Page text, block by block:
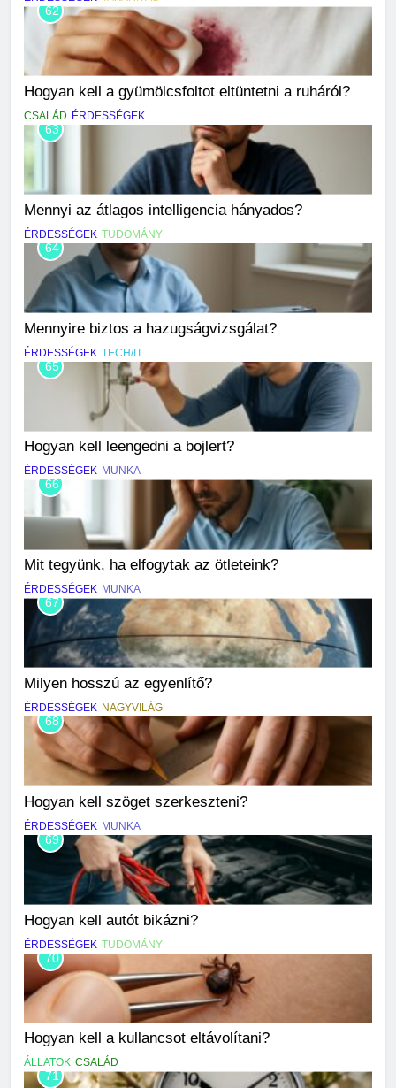
62
Hogyan kell a gyümölcsfoltot eltüntetni a ruháról?
CSALÁD ÉRDESSÉGEK
63
Mennyi az átlagos intelligencia hányados?
ÉRDESSÉGEK TUDOMÁNY
64
Mennyire biztos a hazugságvizsgálat?
ÉRDESSÉGEK TECH/IT
65
Hogyan kell leengedni a bojlert?
ÉRDESSÉGEK MUNKA
66
Mit tegyünk, ha elfogytak az ötleteink?
ÉRDESSÉGEK MUNKA
67
Milyen hosszú az egyenlítő?
ÉRDESSÉGEK NAGYVILÁG
68
Hogyan kell szöget szerkeszteni?
ÉRDESSÉGEK MUNKA
69
Hogyan kell autót bikázni?
ÉRDESSÉGEK TUDOMÁNY
70
Hogyan kell a kullancsot eltávolítani?
ÁLLATOK CSALÁD
71